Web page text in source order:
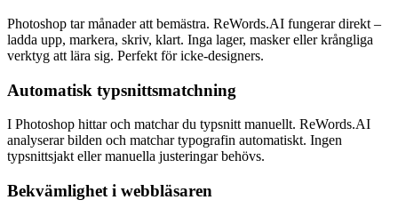
Photoshop tar månader att bemästra. ReWords.AI fungerar direkt –
ladda upp, markera, skriv, klart. Inga lager, masker eller krångliga
verktyg att lära sig. Perfekt för icke-designers.
Automatisk typsnittsmatchning
I Photoshop hittar och matchar du typsnitt manuellt. ReWords.AI
analyserar bilden och matchar typografin automatiskt. Ingen
typsnittsjakt eller manuella justeringar behövs.
Bekvämlighet i webbläsaren